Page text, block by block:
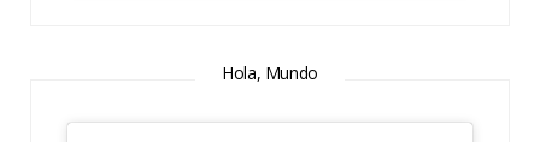
Hola, Mundo